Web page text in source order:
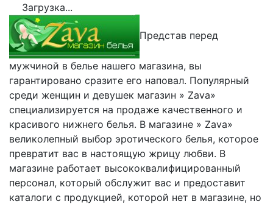
Загрузка...
Представ перед
мужчиной в белье нашего магазина, вы
гарантировано сразите его наповал. Популярный
среди женщин и девушек магазин » Zava»
специализируется на продаже качественного и
красивого нижнего белья. В магазине » Zava»
великолепный выбор эротического белья, которое
превратит вас в настоящую жрицу любви. В
магазине работает высококвалифицированный
персонал, который обслужит вас и предоставит
каталоги с продукцией, которой нет в магазине, но